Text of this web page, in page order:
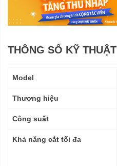
THÔNG SỐ KỸ THUẬT
kỹ
Model
Thương hiệu
Công suất
Khả năng cắt tối đa